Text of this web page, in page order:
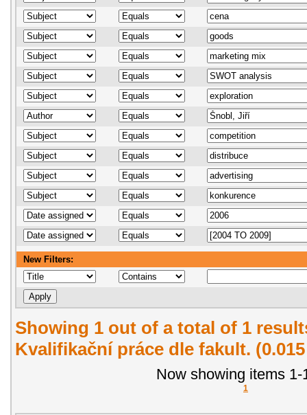
New Filters:
Showing 1 out of a total of 1
Kvalifikační práce dle fakult.
Now showing items 1-
1